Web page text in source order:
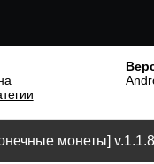
монеты]